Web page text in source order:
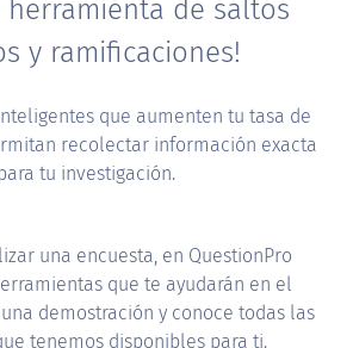
herramienta de saltos
y ramificaciones!
que aumenten tu tasa de
recolectar información exacta
tu investigación.
una encuesta, en QuestionPro
que te ayudarán en el
demostración y conoce todas las
tenemos disponibles para ti.